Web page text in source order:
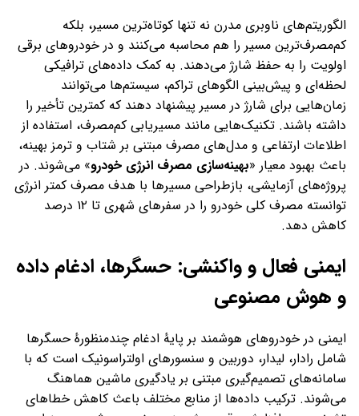
الگوریتم‌های ناوبری مدرن نه تنها کوتاه‌ترین مسیر، بلکه
کم‌مصرف‌ترین مسیر را هم محاسبه می‌کنند و در خودروهای برقی
اولویت را به حفظ شارژ می‌دهند. به کمک داده‌های ترافیکی
لحظه‌ای و پیش‌بینی الگوهای تراکم، سیستم‌ها می‌توانند
زمان‌هایی برای شارژ در مسیر پیشنهاد دهند که کمترین تأخیر را
داشته باشند. تکنیک‌هایی مانند مسیر‌یابی کم‌مصرف، استفاده از
اطلاعات ارتفاعی و مدل‌های مصرف مبتنی بر شتاب و ترمز بهینه،
باعث بهبود معیار «بهینه‌سازی مصرف انرژی خودرو» می‌شوند. در
پروژه‌های آزمایشی، بازطراحی مسیرها با هدف مصرف کمتر انرژی
توانسته مصرف کلی خودرو را در سفرهای شهری تا ۱۲ درصد
کاهش دهد.
ایمنی فعال و واکنشی: حسگرها، ادغام داده
و هوش مصنوعی
ایمنی در خودروهای هوشمند بر پایهٔ ادغام چندمنظورهٔ حسگرها
شامل رادار، لیدار، دوربین و سنسورهای اولتراسونیک است که با
سامانه‌های تصمیم‌گیری مبتنی بر یادگیری ماشین هماهنگ
می‌شوند. ترکیب داده‌ها از منابع مختلف باعث کاهش خطاهای